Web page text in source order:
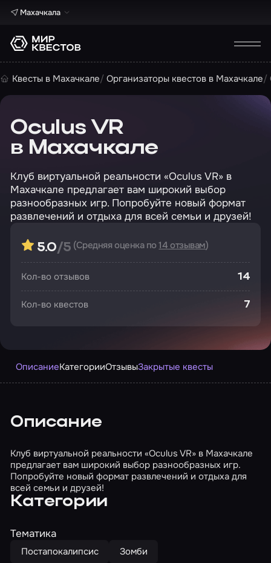
Махачкала
Квесты в Махачкале Организаторы квестов в Махачкале
Oculus VR
в Махачкале
Клуб виртуальной реальности «Oculus VR» в
Махачкале предлагает вам широкий выбор
разнообразных игр. Попробуйте новый формат
развлечений и отдыха для всей семьи и друзей!
5.0/5 (Средняя оценка по14 отзывам)
Кол-во отзывов 14
Кол-во квестов 7
ОписаниеКатегорииОтзывыЗакрытые квесты
Описание
Клуб виртуальной реальности «Oculus VR» в Махачкале
предлагает вам широкий выбор разнообразных игр.
Попробуйте новый формат развлечений и отдыха для
всей семьи и друзей!
Категории
Тематика
Постапокалипсис Зомби